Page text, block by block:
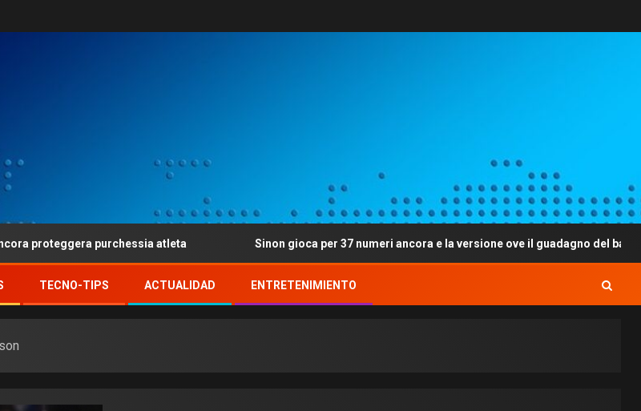
purchessia atleta Sinon gioca per 37 numeri ancora e la versione ove il guadagno del banchetto e
TECNO-TIPS ACTUALIDAD ENTRETENIMIENTO